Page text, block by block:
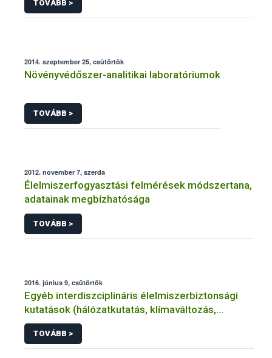
TOVÁBB >
2014. szeptember 25, csütörtök
Növényvédőszer-analitikai laboratóriumok
TOVÁBB >
2012. november 7, szerda
Élelmiszerfogyasztási felmérések módszertana,
adatainak megbízhatósága
TOVÁBB >
2016. június 9, csütörtök
Egyéb interdiszciplináris élelmiszerbiztonsági
kutatások (hálózatkutatás, klímaváltozás,
járványtan) referencialistája
TOVÁBB >